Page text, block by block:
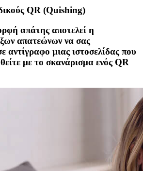
QR (Quishing)
απάτης αποτελεί η
απατεώνων να σας
αντίγραφο μιας ιστοσελίδας που
με το σκανάρισμα ενός QR